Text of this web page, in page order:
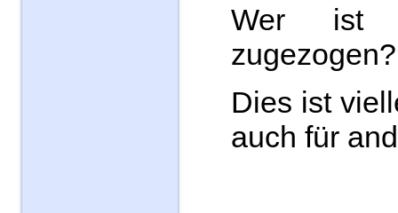
Wer ist
zugezogen?
Dies ist
auch für